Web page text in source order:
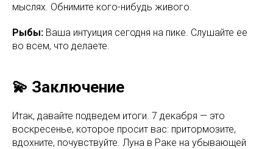
мыслях. Обнимите кого-нибудь живого.
Рыбы: Ваша интуиция сегодня на пике. Слушайте ее
во всем, что делаете.
💫 Заключение
Итак, давайте подведем итоги. 7 декабря — это
воскресенье, которое просит вас: притормозите,
вдохните, почувствуйте. Луна в Раке на убывающей